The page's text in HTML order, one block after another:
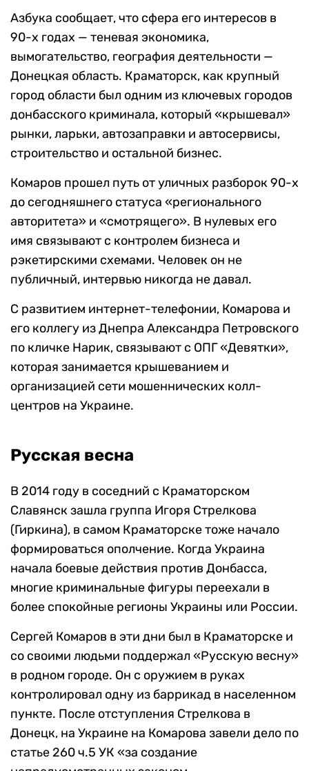
Азбука сообщает, что сфера его интересов в
90-х годах — теневая экономика,
вымогательство, география деятельности —
Донецкая область. Краматорск, как крупный
город области был одним из ключевых городов
донбасского криминала, который «крышевал»
рынки, ларьки, автозаправки и автосервисы,
строительство и остальной бизнес.
Комаров прошел путь от уличных разборок 90-х
до сегодняшнего статуса «регионального
авторитета» и «смотрящего». В нулевых его
имя связывают с контролем бизнеса и
рэкетирскими схемами. Человек он не
публичный, интервью никогда не давал.
С развитием интернет-телефонии, Комарова и
его коллегу из Днепра Александра Петровского
по кличке Нарик, связывают с ОПГ «Девятки»,
которая занимается крышеванием и
организацией сети мошеннических колл-
центров на Украине.
Русская весна
В 2014 году в соседний с Краматорском
Славянск зашла группа Игоря Стрелкова
(Гиркина), в самом Краматорске тоже начало
формироваться ополчение. Когда Украина
начала боевые действия против Донбасса,
многие криминальные фигуры переехали в
более спокойные регионы Украины или России.
Сергей Комаров в эти дни был в Краматорске и
со своими людьми поддержал «Русскую весну»
в родном городе. Он с оружием в руках
контролировал одну из баррикад в населенном
пункте. После отступления Стрелкова в
Донецк, на Украине на Комарова завели дело по
статье 260 ч.5 УК «за создание